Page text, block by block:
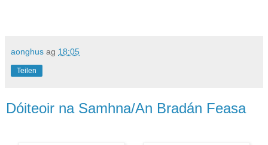
aonghus ag 18:05
Teilen
Dóiteoir na Samhna/An Bradán Feasa